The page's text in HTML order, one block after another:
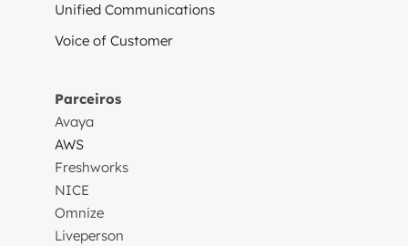
Unified Communications
Voice of Customer
Parceiros
Avaya
AWS
Freshworks
NICE
Omnize
Liveperson